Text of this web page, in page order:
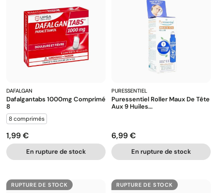
DAFALGAN
Dafalgantabs 1000mg Comprimé
8
8 comprimés
Prix
1,99 €
En rupture de stock
PURESSENTIEL
Puressentiel Roller Maux De Tête
Aux 9 Huiles...
Prix
6,99 €
En rupture de stock
RUPTURE DE STOCK RUPTURE DE STOCK